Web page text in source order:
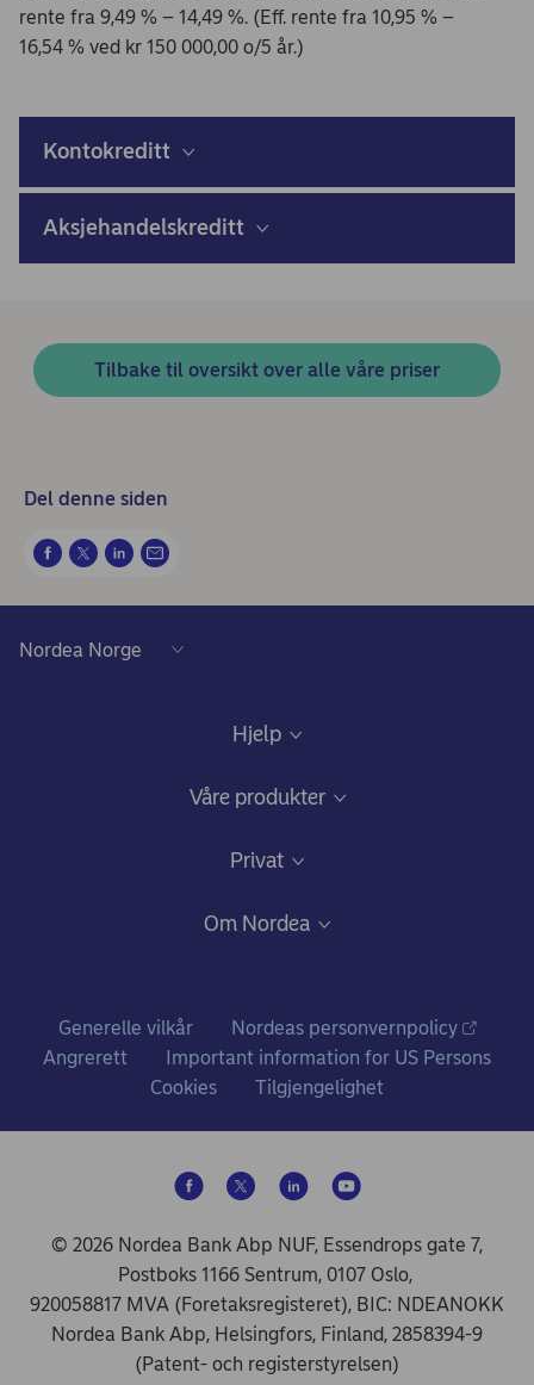
rente fra 9,49 % – 14,49 %. (Eff. rente fra 10,95 % –
16,54 % ved kr 150 000,00 o/5 år.)
Kontokreditt
Aksjehandelskreditt
Tilbake til oversikt over alle våre priser
Del denne siden
Hjelp
Våre produkter
Konto og betalinger
Sparing og investering
De vanligste spørsmålene om pensjon
Forsikring
Kundekonsepter
Bærekraftige valg
Privat
Prisliste for personkunder
Om Nordea
Nordea i tall
Nyheter og pressemeldinger
Samfunnsansvar i Nordea
Generelle vilkår
Nordeas personvernpolicy
Angrerett
Important information for US Persons
Cookies
Tilgjengelighet
© 2026 Nordea Bank Abp NUF, Essendrops gate 7,
Postboks 1166 Sentrum, 0107 Oslo,
920058817 MVA (Foretaksregisteret), BIC: NDEANOKK
Nordea Bank Abp, Helsingfors, Finland, 2858394-9
(Patent- och registerstyrelsen)